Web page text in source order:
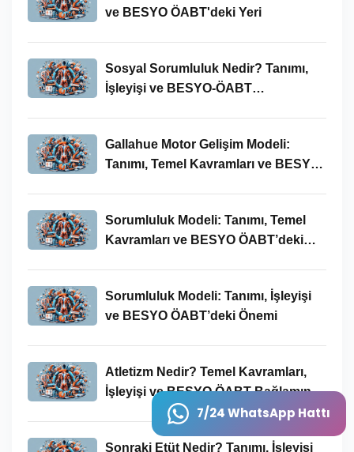
7/24 WhatsApp Hattı
ve BESYO ÖABT'deki Yeri
Sosyal Sorumluluk Nedir? Tanımı,
İşleyişi ve BESYO-ÖABT
Gallahue Motor Gelişim Modeli:
Tanımı, Temel Kavramları ve BESYO-
Sorumluluk Modeli: Tanımı, Temel
Kavramları ve BESYO ÖABT’deki
Sorumluluk Modeli: Tanımı, İşleyişi
ve BESYO ÖABT’deki Önemi
Atletizm Nedir? Temel Kavramları,
İşleyişi ve BESYO ÖABT Bağlamında
Sonraki Etüt Nedir? Tanımı, İşleyişi